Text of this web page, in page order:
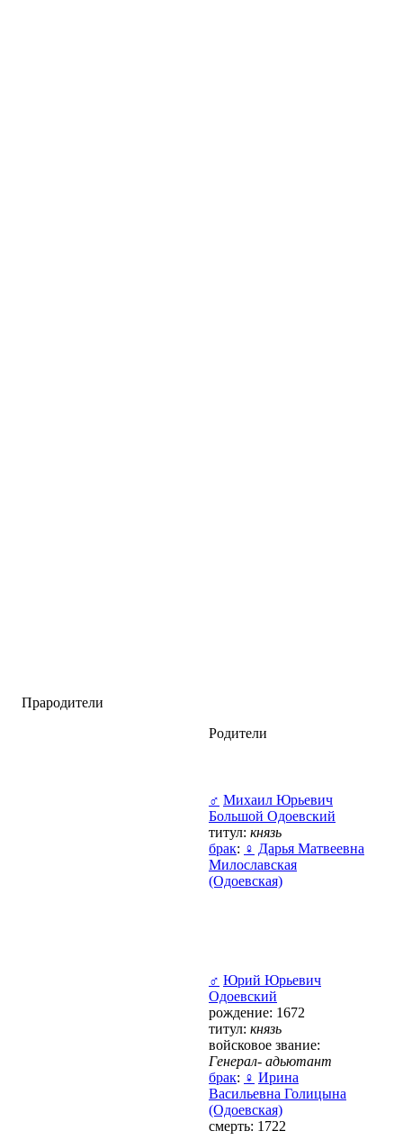
Прародители
Родители
♂ Михаил Юрьевич
Большой Одоевский
титул: князь
брак: ♀ Дарья Матвеевна
Милославская
(Одоевская)
♂ Юрий Юрьевич
Одоевский
рождение: 1672
титул: князь
войсковое звание:
Генерал- адьютант
брак: ♀ Ирина
Васильевна Голицына
(Одоевская)
смерть: 1722